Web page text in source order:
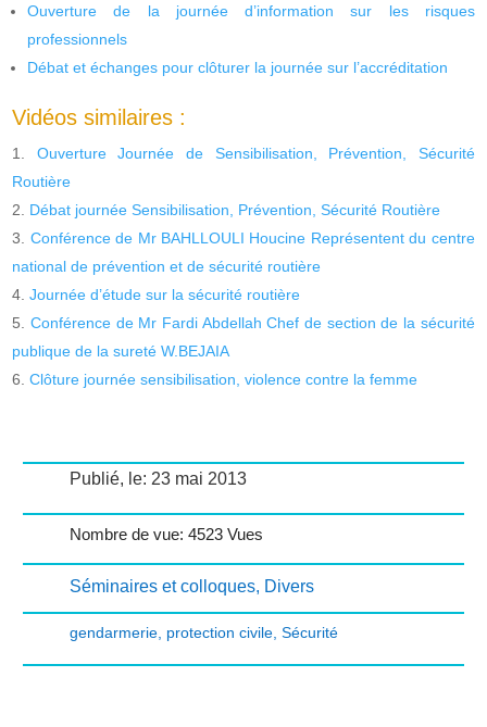
Ouverture de la journée d’information sur les risques
professionnels
Débat et échanges pour clôturer la journée sur l’accréditation
Vidéos similaires :
Ouverture Journée de Sensibilisation, Prévention, Sécurité
Routière
Débat journée Sensibilisation, Prévention, Sécurité Routière
Conférence de Mr BAHLLOULI Houcine Représentent du centre
national de prévention et de sécurité routière
Journée d’étude sur la sécurité routière
Conférence de Mr Fardi Abdellah Chef de section de la sécurité
publique de la sureté W.BEJAIA
Clôture journée sensibilisation, violence contre la femme
Publié, le: 23 mai 2013
Nombre de vue: 4523 Vues
Séminaires et colloques, Divers
gendarmerie, protection civile, Sécurité